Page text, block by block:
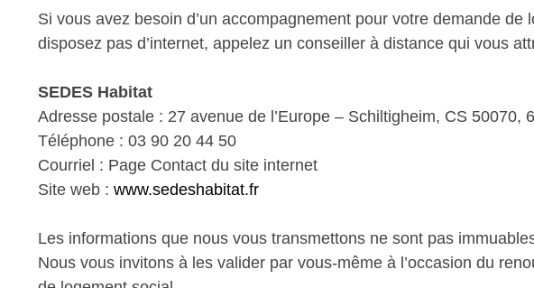
Si vous avez besoin d’un accompagnement pour votre demande
disposez pas d’internet, appelez un conseiller à distance qui vous
SEDES Habitat
Adresse postale : 27 avenue de l’Europe – Schiltigheim, CS 50070,
Téléphone : 03 90 20 44 50
Courriel : Page Contact du site internet
Site web : www.sedeshabitat.fr
Les informations que nous vous transmettons ne sont pas
Nous vous invitons à les valider par vous-même à l’occasion du